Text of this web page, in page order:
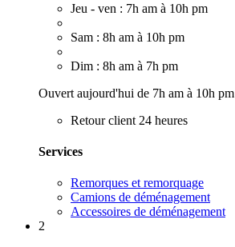
Jeu - ven : 7h am à 10h pm
Sam : 8h am à 10h pm
Dim : 8h am à 7h pm
Ouvert aujourd'hui de 7h am à 10h pm
Retour client 24 heures
Services
Remorques et remorquage
Camions de déménagement
Accessoires de déménagement
2